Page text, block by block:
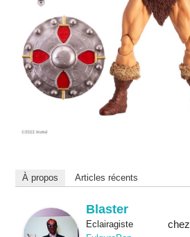
À propos Articles récents
Blaster
Eclairagistechez